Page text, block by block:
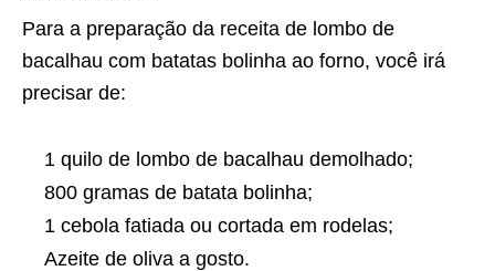
Para a preparação da receita de lombo de
bacalhau com batatas bolinha ao forno, você irá
precisar de:
1 quilo de lombo de bacalhau demolhado;
800 gramas de batata bolinha;
1 cebola fatiada ou cortada em rodelas;
Azeite de oliva a gosto.